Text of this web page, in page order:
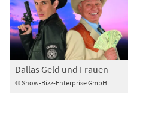
© Show-Bizz-Enterprise GmbH
Dallas Geld und Frauen